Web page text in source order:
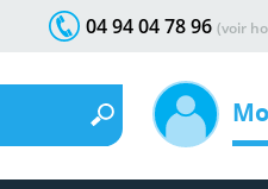
04 94 04 78 96 (voir